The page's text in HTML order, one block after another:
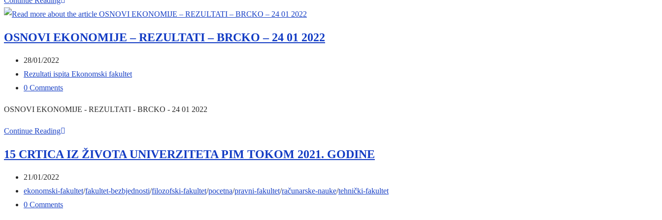
АКАДЕМИЈА
УНИВЕРЗИТЕТУ
МЛАДЕНОВИЋ“
БАЊОЈ
ЛУЦИ
OSNOVI EKONOMIJE – REZULTATI – BRCKO – 24 01 2022
Post
published:
28/01/2022
Post
category:
Rezultati ispita Ekonomski fakultet
Post
0 Comments
OSNOVI EKONOMIJE - REZULTATI - BRCKO - 24 01 2022
Continue ReadingOSNOVI
–
15 CRTICA IZ ŽIVOTA UNIVERZITETA PIM TOKOM 2021. GODINE
Post
published:
21/01/2022
Post
category:
ekonomski-fakultet/fakultet-bezbjednosti/filozofski-fakultet/pocetna/pravni-fakultet/računarske-nauke/tehnički-fakultet
Post
0 Comments